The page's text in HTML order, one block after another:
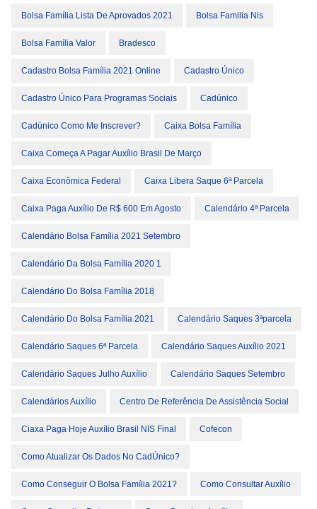
Bolsa Família Lista De Aprovados 2021 Bolsa Familia Nis
Bolsa Família Valor Bradesco
Cadastro Bolsa Família 2021 Online Cadastro Único
Cadastro Único Para Programas Sociais Cadúnico
Cadúnico Como Me Inscrever? Caixa Bolsa Família
Caixa Começa A Pagar Auxílio Brasil De Março
Caixa Econômica Federal Caixa Libera Saque 6ª Parcela
Caixa Paga Auxílio De R$ 600 Em Agosto Calendário 4ª Parcela
Calendário Bolsa Família 2021 Setembro
Calendário Da Bolsa Família 2020 1
Calendário Do Bolsa Família 2018
Calendário Do Bolsa Família 2021 Calendário Saques 3ªparcela
Calendário Saques 6ª Parcela Calendário Saques Auxílio 2021
Calendário Saques Julho Auxílio Calendário Saques Setembro
Calendários Auxílio Centro De Referência De Assistência Social
Ciaxa Paga Hoje Auxílio Brasil NIS Final Cofecon
Como Atualizar Os Dados No CadÚnico?
Como Conseguir O Bolsa Família 2021? Como Consultar Auxílio